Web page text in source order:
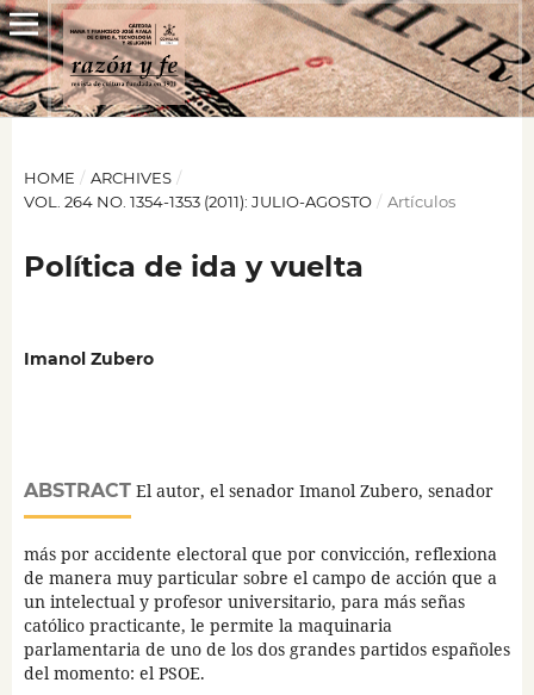
HOME / ARCHIVES /
VOL. 264 NO. 1354-1353 (2011): JULIO-AGOSTO / Artículos
Política de ida y vuelta
Imanol Zubero
ABSTRACTEl autor, el senador Imanol Zubero, senador
más por accidente electoral que por convicción, reflexiona
de manera muy particular sobre el campo de acción que a
un intelectual y profesor universitario, para más señas
católico practicante, le permite la maquinaria
parlamentaria de uno de los dos grandes partidos españoles
del momento: el PSOE.